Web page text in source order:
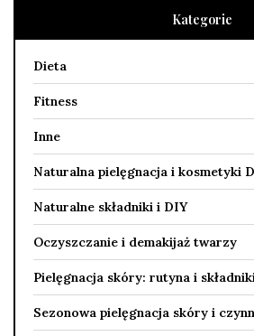
Kategorie
Dieta
Fitness
Inne
Naturalna pielęgnacja i kosmetyki
Naturalne składniki i DIY
Oczyszczanie i demakijaż twarzy
Pielęgnacja skóry: rutyna i składniki
Sezonowa pielęgnacja skóry i